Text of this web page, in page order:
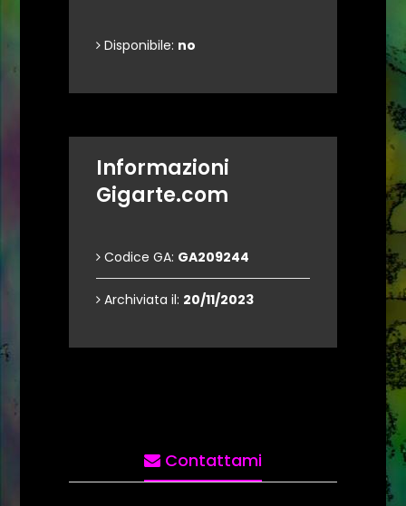
Disponibile: no
Informazioni
Gigarte.com
Codice GA: GA209244
Archiviata il: 20/11/2023
Contattami